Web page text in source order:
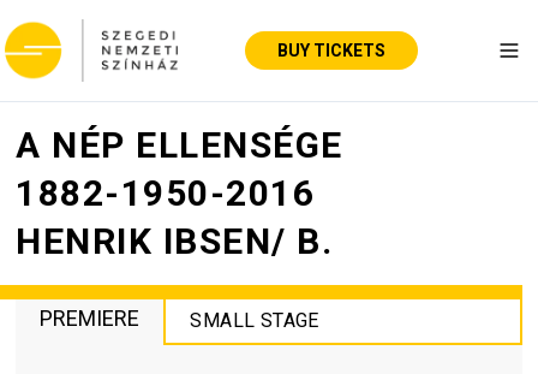
BUY TICKETS
A NÉP ELLENSÉGE
1882-1950-2016
HENRIK IBSEN/ B.
PREMIERE SMALL STAGE